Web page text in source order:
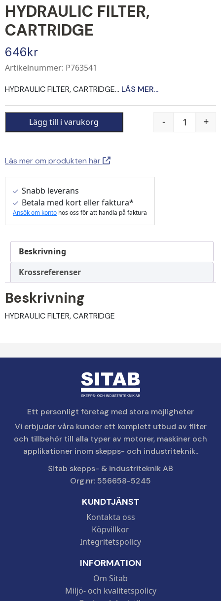
HYDRAULIC FILTER,
CARTRIDGE
646kr
Artikelnummer: P763541
HYDRAULIC FILTER, CARTRIDGE... LÄS MER...
Quantity
- +
Lägg till i varukorg
Läs mer om produkten här
Snabb leverans
Betala med kort eller faktura*
Ansök om konto hos oss för att handla på faktura
Beskrivning
Krossreferenser
Beskrivning
HYDRAULIC FILTER, CARTRIDGE
Ett personligt företag med stora möjligheter
Vi erbjuder våra kunder ett komplett utbud av filter
och tillbehör till alla typer av motorer, maskiner och
applikationer inom skepps- och industriteknik..
Sitab skepps- & industriteknik AB
Org.nr: 556658-5245
KUNDTJÄNST
Kontakta oss
Köpvillkor
Integritetspolicy
INFORMATION
Om Sitab
Miljö- och kvalitetspolicy